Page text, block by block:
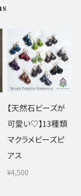
【天然石ビーズが
可愛い♡】13種類
マクラメビーズピ
アス
¥4,500